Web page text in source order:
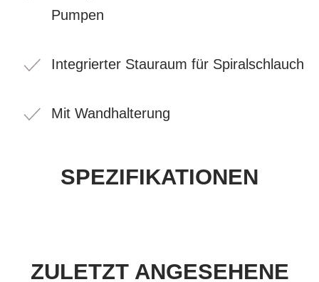
Pumpen
Integrierter Stauraum für Spiralschlauch
Mit Wandhalterung
SPEZIFIKATIONEN
ZULETZT ANGESEHENE